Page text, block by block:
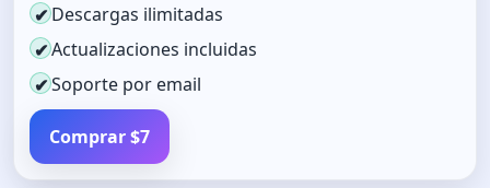
✔ Descargas ilimitadas
✔Actualizaciones incluidas
✔Soporte por email
Comprar $7